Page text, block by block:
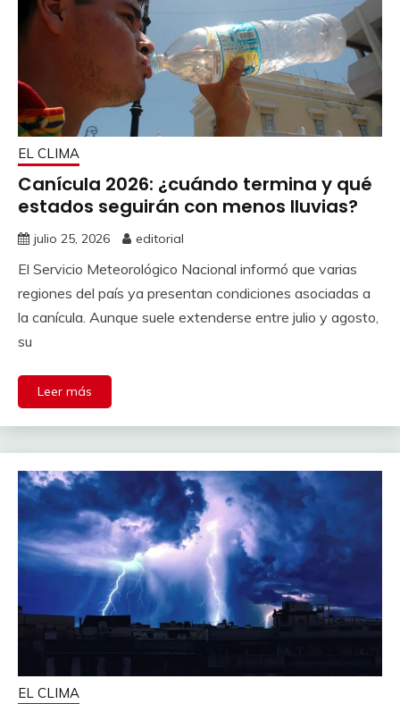
EL CLIMA
Canícula 2026: ¿cuándo termina y qué
estados seguirán con menos lluvias?
julio 25, 2026 editorial
El Servicio Meteorológico Nacional informó que varias
regiones del país ya presentan condiciones asociadas a
la canícula. Aunque suele extenderse entre julio y agosto,
su
Leer más
EL CLIMA